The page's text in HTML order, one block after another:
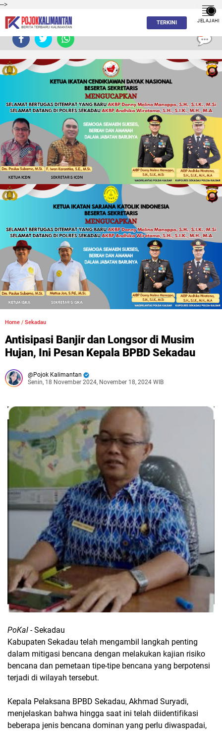
-->
TERKINI JELAJAHI
Home / Sekadau
Antisipasi Banjir dan Longsor di Musim
Hujan, Ini Pesan Kepala BPBD Sekadau
Pojok Kalimantan
Senin, 18 November 2024, November 18, 2024 WIB
PoKal - Sekadau
Kabupaten Sekadau telah mengambil langkah penting
dalam mitigasi bencana dengan melakukan kajian risiko
bencana dan pemetaan tipe-tipe bencana yang berpotensi
terjadi di wilayah tersebut.
Kepala Pelaksana BPBD Sekadau, Akhmad Suryadi,
menjelaskan bahwa hingga saat ini telah diidentifikasi
beberapa jenis bencana dominan yang perlu diwaspadai,